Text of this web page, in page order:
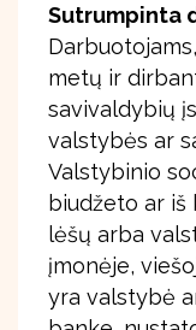
Sutrumpinta
metų ir
savivaldybių
valstybės ar
Valstybinio
biudžeto ar
lėšų arba
įmonėje,
yra valstybė